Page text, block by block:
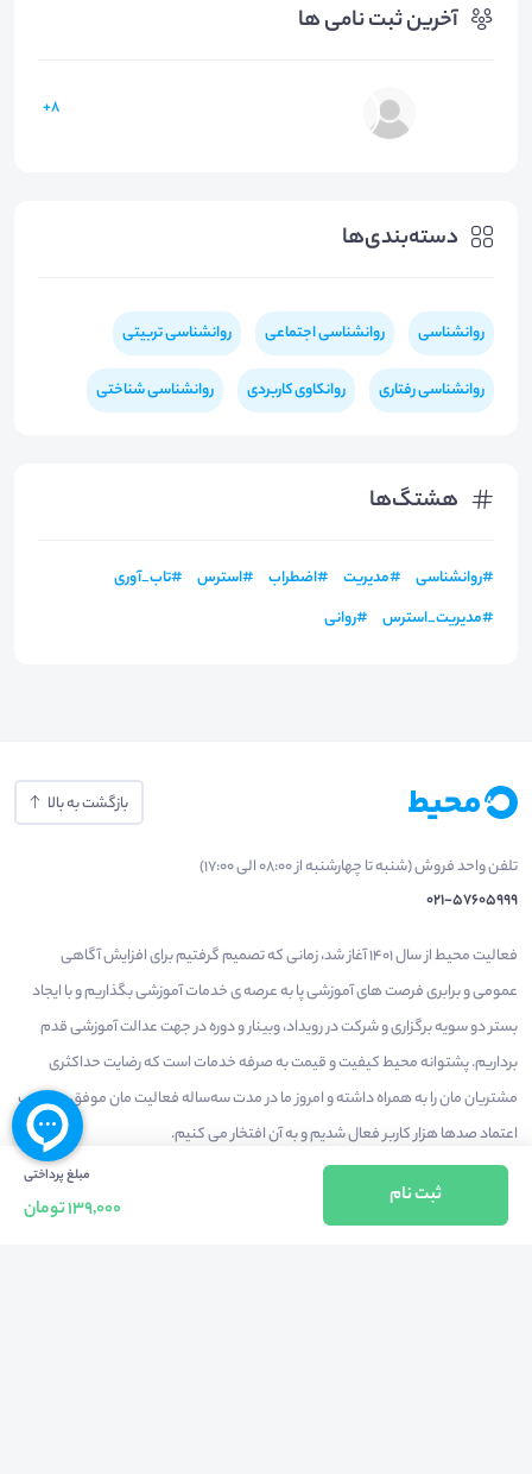
آخرین ثبت نامی ها
8+
دسته‌بندی‌ها
روانشناسی روانشناسی اجتماعی روانشناسی تربیتی
روانشناسی رفتاری روانکاوی کاربردی روانشناسی شناختی
هشتگ‌ها
#روانشناسی #مدیریت #اضطراب #استرس #تاب_آوری
#مدیریت_استرس #روانی
مبلغ پرداختی
139,000 تومان
ثبت نام
بازگشت به بالا
تلفن واحد فروش (شنبه تا چهارشنبه از 08:00 الی 17:00)
021-57605999
فعالیت محیط از سال 1401 آغاز شد، زمانی که تصمیم گرفتیم برای افزایش آگاهی
عمومی و برابری فرصت های آموزشی پا به عرصه ی خدمات آموزشی بگذاریم و با ایجاد
بستر دو سویه برگزاری و شرکت در رویداد، وبینار و دوره در جهت عدالت آموزشی قدم
برداریم. پشتوانه محیط کیفیت و قیمت به صرفه خدمات است که رضایت حداکثری
مشتریان مان را به همراه داشته و امروز ما در مدت سه‌ساله فعالیت مان موفق به کسب
اعتماد صدها هزار کاربر فعال شدیم و به آن افتخار می‌ کنیم.